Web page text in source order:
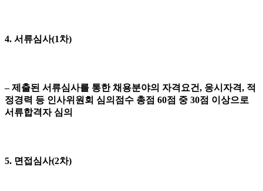
4. 서류심사(1차)
– 제출된 서류심사를 통한 채용분야의 자격요건, 응시자격, 적
정경력 등 인사위원회 심의점수 총점 60점 중 30점 이상으로
서류합격자 심의
5. 면접심사(2차)